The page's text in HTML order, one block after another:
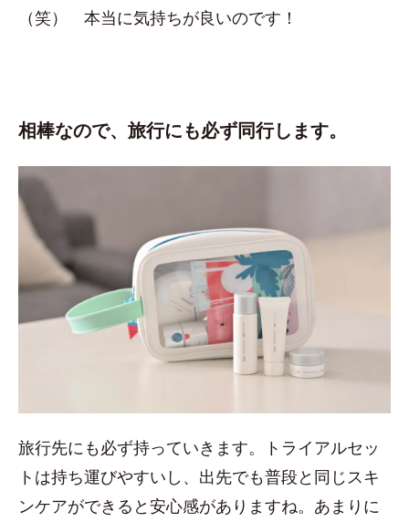
（笑） 本当に気持ちが良いのです！
相棒なので、旅行にも必ず同行します。
旅行先にも必ず持っていきます。トライアルセッ
トは持ち運びやすいし、出先でも普段と同じスキ
ンケアができると安心感がありますね。あまりに